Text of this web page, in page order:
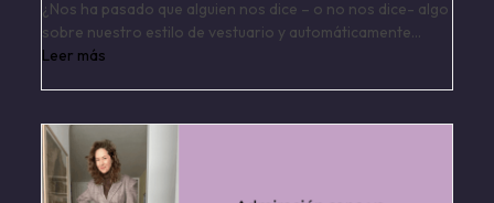
¿Nos ha pasado que alguien nos dice – o no nos dice- algo
sobre nuestro estilo de vestuario y automáticamente…
Leer más